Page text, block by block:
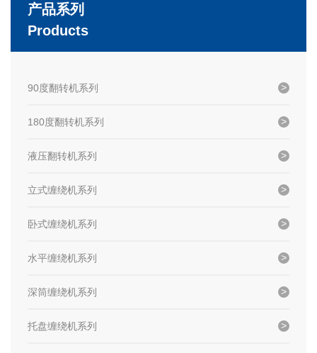
产品系列
Products
90度翻转机系列
180度翻转机系列
液压翻转机系列
立式缠绕机系列
卧式缠绕机系列
水平缠绕机系列
深筒缠绕机系列
托盘缠绕机系列